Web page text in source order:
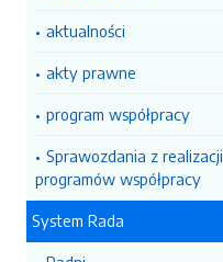
aktualności
akty prawne
program współpracy
Sprawozdania z realizacji
programów współpracy
System Rada